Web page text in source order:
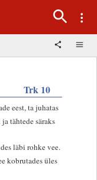
Trk 10
eest, ta juhatas
tähtede säraks
läbi rohke vee.
kobrutades üles